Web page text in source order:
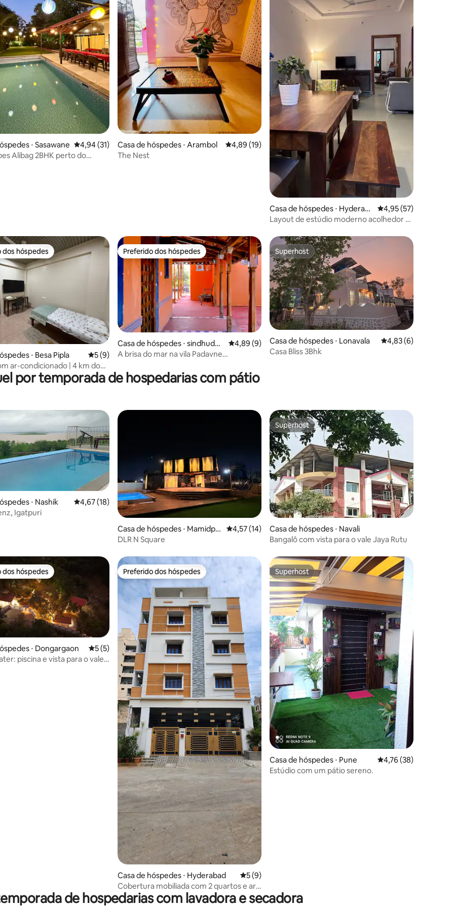
de 5, 5 avaliações
⋅ Sasawane 4,94 de uma avaliação média de 5, 31 avaliações
4,94 (31)
Alibag 2BHK perto do
Casa de hóspedes ⋅ Arambol 4,89 de uma avaliação média de 5, 19 avaliações
4,89 (19)
The Nest
Casa de hóspedes ⋅ Hyderaba
d
4,95 de uma
4,95 (57)
Layout de estúdio moderno acolhedor -
de 5, 18 avaliações
dos hóspedes
dos hóspedes
⋅ Besa Pipla 5 de uma avaliação média de 5, 9 avaliações
5 (9)
ar-condicionado | 4 km do
| Manish Nagar
Preferido dos hóspedes
Preferido dos hóspedes
Casa de hóspedes ⋅ sindhudur
g
4,89 de uma avaliação média de 5, 9 avaliações
4,89 (9)
A brisa do mar na vila Padavne
Superhost
Superhost
Casa de hóspedes ⋅ Lonavala 4,83 de uma
4,83 (6)
Casa Bliss 3Bhk
por temporada de hospedarias com pátio
de 5, 7 avaliações
⋅ Nashik 4,67 de uma avaliação média de 5, 18 avaliações
4,67 (18)
Igatpuri
Casa de hóspedes ⋅ Mamidpall
y
4,57 de uma avaliação média de 5, 14 avaliações
4,57 (14)
DLR N Square
Superhost
Superhost
Casa de hóspedes ⋅ Navali
Bangalô com vista para o vale Jaya Rutu
de 5, 9 avaliações
dos hóspedes
dos hóspedes
⋅ Dongargaon 5 de uma avaliação média de 5, 5 avaliações
5 (5)
piscina e vista para o vale
Preferido dos hóspedes
Preferido dos hóspedes
Casa de hóspedes ⋅ Hyderabad 5 de uma avaliação média de 5, 9 avaliações
5 (9)
Cobertura mobiliada com 2 quartos e ar-
condicionado
Superhost
Superhost
Casa de hóspedes ⋅ Pune 4,76 de uma
4,76 (38)
Estúdio com um pátio sereno.
de hospedarias com lavadora e secadora